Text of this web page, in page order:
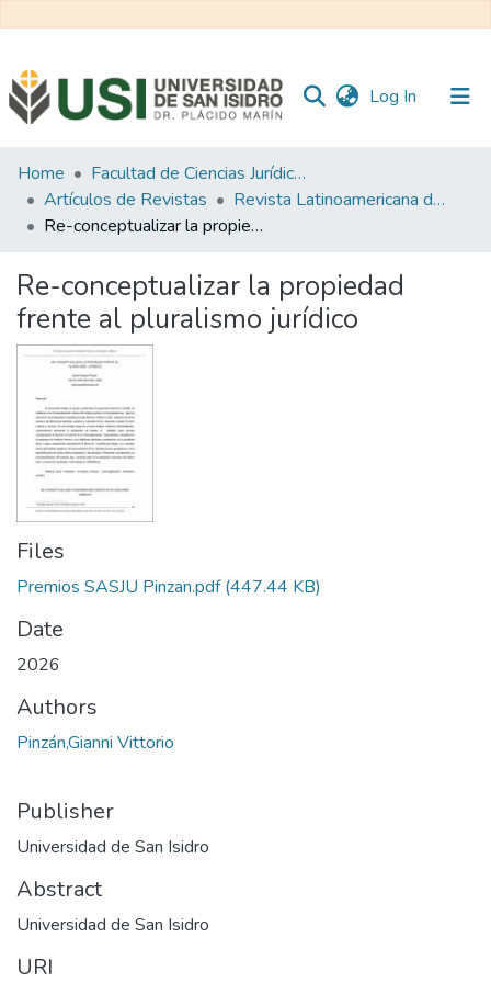
Log In (current)
Communities
&
Collections
Statistics
Home
Facultad de Ciencias Jurídicas y de la Administración
Artículos de Revistas
Revista Latinoamericana de Sociología Jurídica
Re-conceptualizar la propiedad frente al pluralismo jurídico
Re-conceptualizar la propiedad
frente al pluralismo jurídico
Files
Premios SASJU Pinzan.pdf(447.44 KB)
Date
2026
Authors
Pinzán,Gianni Vittorio
Publisher
Universidad de San Isidro
Abstract
Universidad de San Isidro
URI